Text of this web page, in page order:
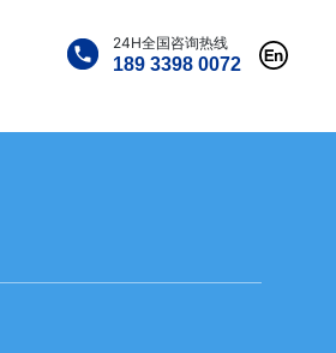
24H全国咨询热线
189 3398 0072